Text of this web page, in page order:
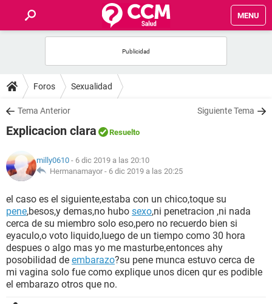
MENU
FOROS
SALUD
FAMILIA
NUTRICIÓN
BIENESTAR
SEXUALIDAD
GLOSARIO
Foros Sexualidad
Tema Anterior Siguiente Tema
Explicacion clara Resuelto
milly0610 - 6 dic 2019 a las 20:10
Hermanamayor - 6 dic 2019 a las 20:25
el caso es el siguiente,estaba con un chico,toque su
pene,besos,y demas,no hubo sexo,ni penetracion ,ni nada
cerca de su miembro solo eso,pero no recuerdo bien si
eyaculo,o voto liquido,luego de un tiempo como 30 hora
despues o algo mas yo me masturbe,entonces ahy
posobilidad de embarazo?su pene munca estuvo cerca de
mi vagina solo fue como explique unos dicen qur es podible
el embarazo otros que no.